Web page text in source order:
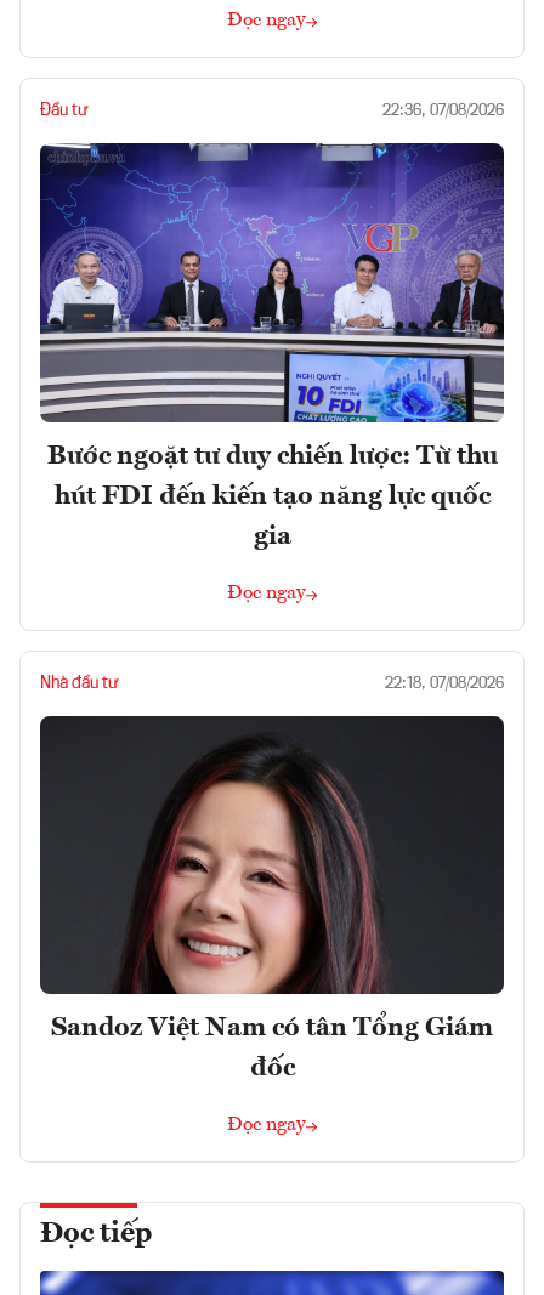
Đọc ngay
Đầu tư 22:36, 07/08/2026
Bước ngoặt tư duy chiến lược: Từ thu
hút FDI đến kiến tạo năng lực quốc
gia
Đọc ngay
Nhà đầu tư 22:18, 07/08/2026
Sandoz Việt Nam có tân Tổng Giám
đốc
Đọc ngay
Đọc tiếp